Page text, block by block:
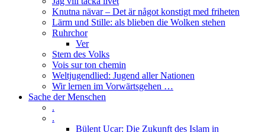
Knutna nävar – Det är något konstigt med friheten
Lärm und Stille: als blieben die Wolken stehen
Ruhrchor
Ver
Stem des Volks
Vois sur ton chemin
Weltjugendlied: Jugend aller Nationen
Wir lernen im Vorwärtsgehen …
Sache der Menschen
.
.
Bülent Ucar: Die Zukunft des Islam in